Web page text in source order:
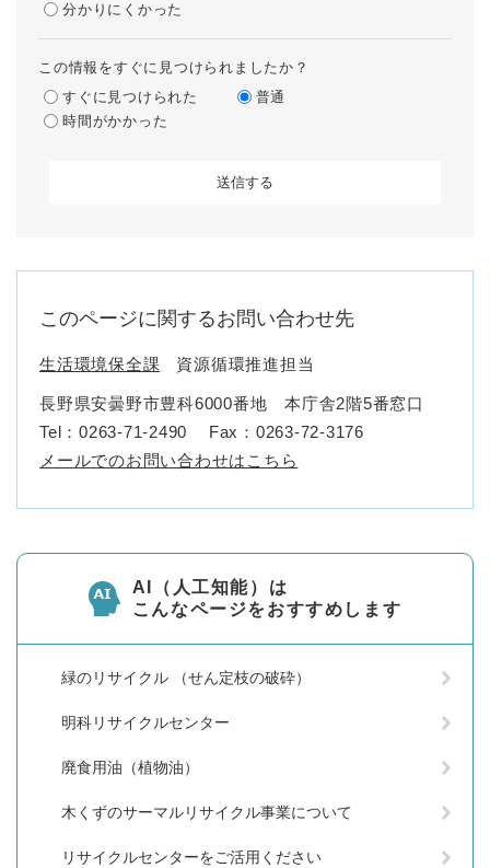
分かりにくかった
この情報をすぐに見つけられましたか？
すぐに見つけられた
普通
時間がかかった
このページに関するお問い合わせ先
生活環境保全課 資源循環推進担当
長野県安曇野市豊科6000番地 本庁舎2階5番窓口
Tel：0263-71-2490
Fax：0263-72-3176
メールでのお問い合わせはこちら
AI（人工知能）は
こんなページをおすすめします
緑のリサイクル （せん定枝の破砕）
明科リサイクルセンター
廃食用油（植物油）
木くずのサーマルリサイクル事業について
リサイクルセンターをご活用ください